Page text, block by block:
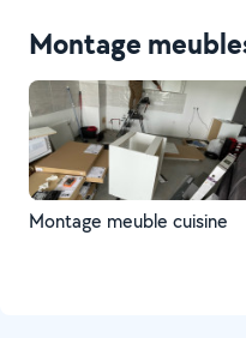
Montage
Montage meuble cuisine